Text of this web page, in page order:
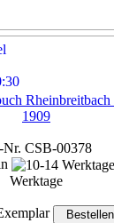
Rheinbreitbach
1909
CSB-00378
Werktage